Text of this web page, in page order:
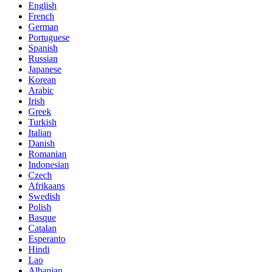
English
French
German
Portuguese
Spanish
Russian
Japanese
Korean
Arabic
Irish
Greek
Turkish
Italian
Danish
Romanian
Indonesian
Czech
Afrikaans
Swedish
Polish
Basque
Catalan
Esperanto
Hindi
Lao